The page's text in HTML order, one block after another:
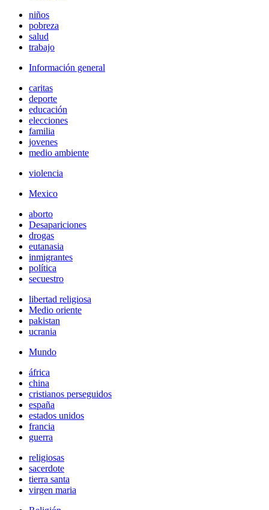
niños
pobreza
salud
trabajo
Información general
caritas
deporte
educación
elecciones
familia
jovenes
medio ambiente
violencia
Mexico
aborto
Desapariciones
drogas
eutanasia
inmigrantes
política
secuestro
libertad religiosa
Medio oriente
pakistan
ucrania
Mundo
áfrica
china
cristianos perseguidos
españa
estados unidos
francia
guerra
religiosas
sacerdote
tierra santa
virgen maria